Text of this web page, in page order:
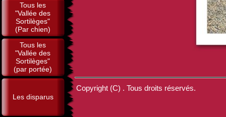
Tous les
"Vallée des
Sortilèges"
(Par chien)
Tous les
"Vallée des
Sortilèges"
(par portée)
Les disparus
Copyright (C) . Tous droits réservés.